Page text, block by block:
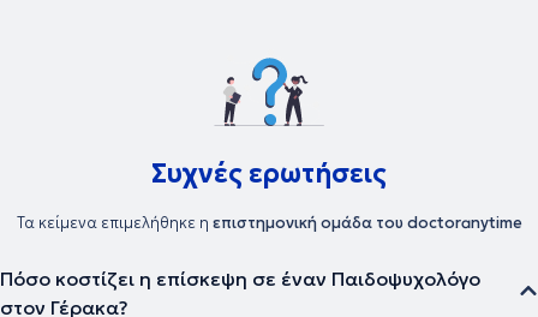
Αθηνών «Γ. Γεννηματάς» - Ψυχιατρικό Τμήμα, καθώς και το
Κατάστημα Κράτησης Κορυδαλλού. Επιπλέον, τα τελευταία χρόνια
απασχολείται ως Ψυχολόγος σε Σχολικές Μoνάδες Πρωτοβάθμιας
& Δευτεροβάθμιας Εκπαίδευσης και συνεργάζεται με Ιδιωτικά
υποστήριξη, ενημέρωση και συμβουλευτική καθοδήγηση σε Παιδιά/
Εφήβους, Ενήλικες, Ζεύγη και Γονείς.
Συχνές ερωτήσεις
Τα κείμενα επιμελήθηκε η επιστημονική ομάδα του doctoranytime
Πόσο κοστίζει η επίσκεψη σε έναν Παιδοψυχολόγο
στον Γέρακα?